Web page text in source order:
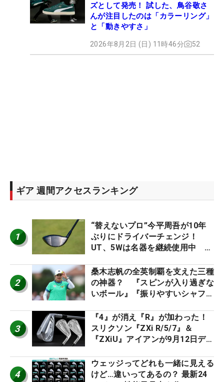
ズとして発売！ 試した、鳥谷敬さ
んが注目したのは「カラーリング」
と「動きやすさ」
2026年8月2日 (日) 11時46分 52
ギア 週間アクセスランキング
1
“替えないプロ”今平周吾が10年
ぶりにドライバーチェンジ！
UT、5Wは名器を継続使用中 #
2
桑木志帆の全英制覇を支えた三種
の神器？ 『スピンが入り過ぎな
いボール』『振りやすいシャフ
ー』 #女子プロセッティング
3
『4』が消え『R』が加わった！
スリクソン『ZXi R/5/7』＆
『ZXiU』アイアンが9月12日デ
4
ウェッジってどれも一緒に見える
けど…違いってあるの？ 最新24